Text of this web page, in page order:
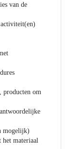
van de
producten om
mogelijk)
het materiaal